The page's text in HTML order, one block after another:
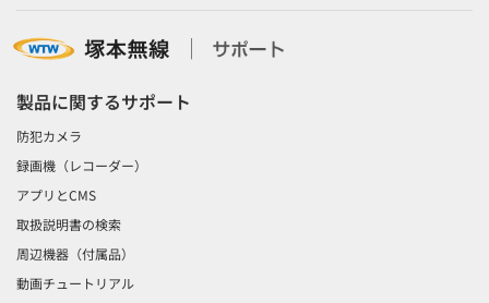
製品に関するサポート
防犯カメラ
録画機（レコーダー）
アプリとCMS
取扱説明書の検索
周辺機器（付属品）
動画チュートリアル